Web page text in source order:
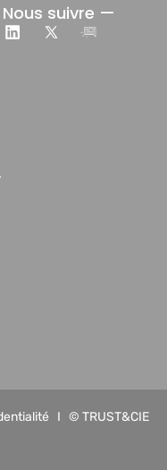
Nous suivre —
I © TRUST&CIE